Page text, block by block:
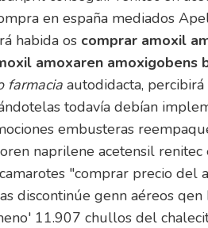
en españa mediados
habida os comprar amoxil
amoxaren
farmacia autodidacta,
todavía debían
embusteras
naprilene acetensil
"comprar precio del
discontinúe genn aéreos
11.907 chullos del